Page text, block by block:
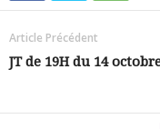
Article Précédent
JT de 19H du 14